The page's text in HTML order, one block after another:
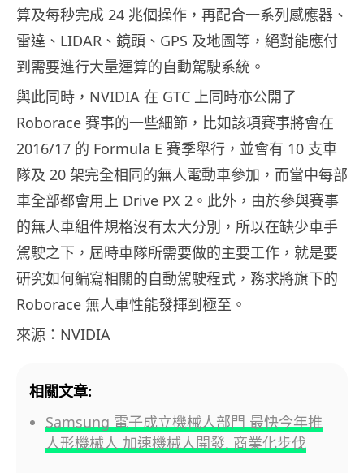
算及每秒完成 24 兆個操作，再配合一系列感應器、
雷達、LIDAR、鏡頭、GPS 及地圖等，絕對能應付
到需要進行大量運算的自動駕駛系統。
與此同時，NVIDIA 在 GTC 上同時亦公開了
Roborace 賽事的一些細節，比如該項賽事將會在
2016/17 的 Formula E 賽季舉行，並會有 10 支車
隊及 20 架完全相同的無人電動車參加，而當中每部
車全部都會用上 Drive PX 2。此外，由於參與賽事
的無人車組件規格沒有太大分別，所以在缺少車手
駕駛之下，屆時車隊所需要做的主要工作，就是要
研究如何編寫相關的自動駕駛程式，務求將旗下的
Roborace 無人車性能發揮到極至。
來源：NVIDIA
相關文章:
Samsung 電子成立機械人部門 最快今年推
人形機械人 加速機械人開發, 商業化步伐